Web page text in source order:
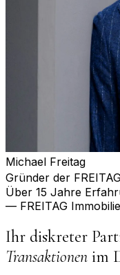
Michael Freitag
Gründer der
Über 15 Jahre
— FREITAG
Ihr diskreter
Transaktionen im